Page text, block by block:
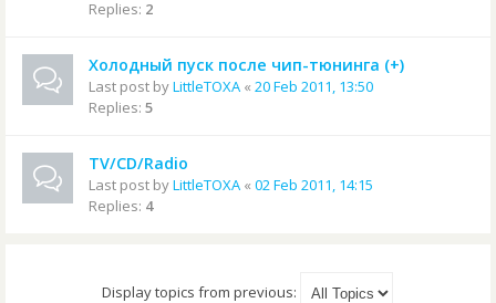
Replies: 2
Холодный пуск после чип-тюнинга (+)
Last post byLittleTOXA « 20 Feb 2011, 13:50
Replies: 5
TV/CD/Radio
Last post byLittleTOXA « 02 Feb 2011, 14:15
Replies: 4
Display topics from previous: